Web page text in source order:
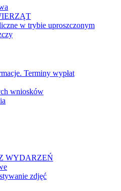
w trybie uproszczonym
Terminy wypłat
wniosków
WYDARZEŃ
zdjęć